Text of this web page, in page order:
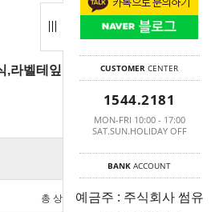
CUSTOMER CENTER
1544.2181
MON-FRI 10:00 - 17:00
SAT.SUN.HOLIDAY OFF
BANK ACCOUNT
예금주 : 주식회사 썸유
,라벨테잎,면라벨,
총 상품 금액 0 원